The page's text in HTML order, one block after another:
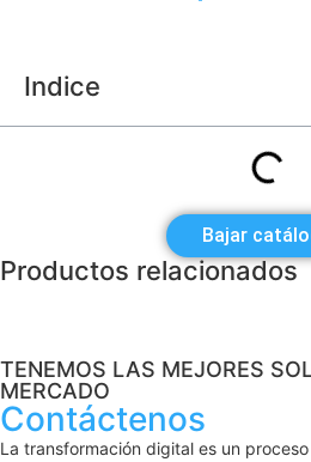
Indice
Bajar
Productos relacionados
TENEMOS LAS MEJORES
MERCADO
Contáctenos
La transformación digital es un